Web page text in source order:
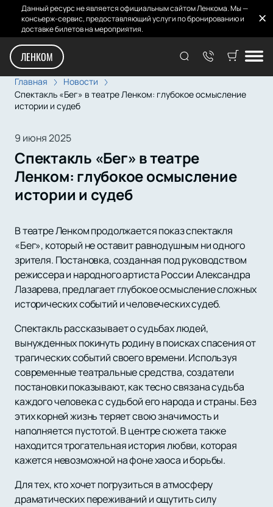
Данный ресурс не является официальным сайтом Ленкома. Мы —
консьерж-сервис, предоставляющий услуги по бронированию и
доставке билетов на мероприятия.
ЛЕНКОМ
Главная
Новости
Спектакль «Бег» в театре Ленком: глубокое осмысление
истории и судеб
9 июня 2025
Спектакль «Бег» в театре
Ленком: глубокое осмысление
истории и судеб
В театре Ленком продолжается показ спектакля
«Бег», который не оставит равнодушным ни одного
зрителя. Постановка, созданная под руководством
режиссера и народного артиста России Александра
Лазарева, предлагает глубокое осмысление сложных
исторических событий и человеческих судеб.
Спектакль рассказывает о судьбах людей,
вынужденных покинуть родину в поисках спасения от
трагических событий своего времени. Используя
современные театральные средства, создатели
постановки показывают, как тесно связана судьба
каждого человека с судьбой его народа и страны. Без
этих корней жизнь теряет свою значимость и
наполняется пустотой. В центре сюжета также
находится трогательная история любви, которая
кажется невозможной на фоне хаоса и борьбы.
Для тех, кто хочет погрузиться в атмосферу
драматических переживаний и ощутить силу